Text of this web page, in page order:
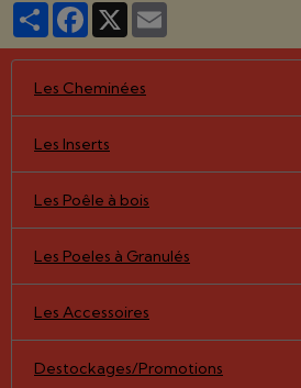
PartagerFacebook
X
Les Cheminées
Les Inserts
Les Poêle à bois
Les Poeles à Granulés
Les Accessoires
Destockages/Promotions